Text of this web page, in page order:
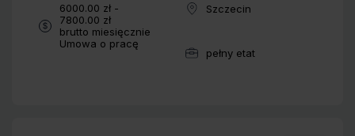
Wynagrodzenie:
6000.00 zł -
7800.00 zł
brutto miesięcznie
Typ umowy:
Umowa o pracę
Lokalizacja:
Szczecin
Wymiar pracy:
pełny etat